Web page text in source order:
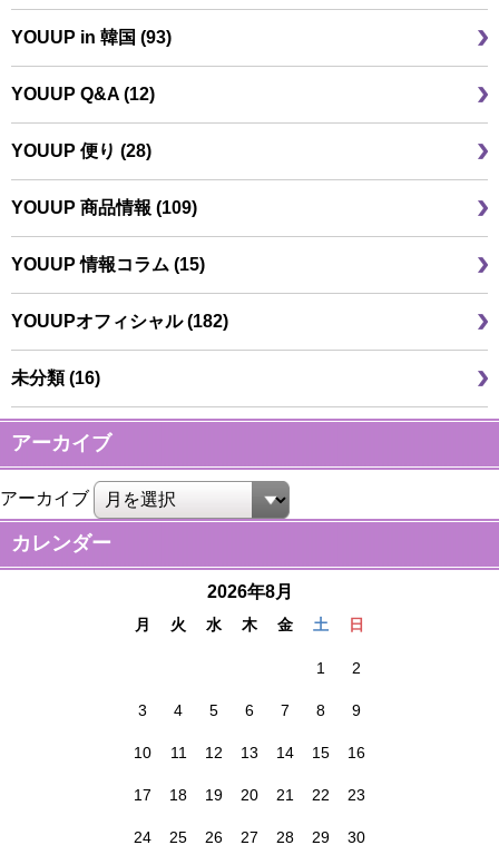
YOUUP in 韓国 (93)
YOUUP Q&A (12)
YOUUP 便り (28)
YOUUP 商品情報 (109)
YOUUP 情報コラム (15)
YOUUPオフィシャル (182)
未分類 (16)
アーカイブ
アーカイブ
カレンダー
2026年8月
月 火 水 木 金 土 日
1 2
3 4 5 6 7 8 9
10 11 12 13 14 15 16
17 18 19 20 21 22 23
24 25 26 27 28 29 30